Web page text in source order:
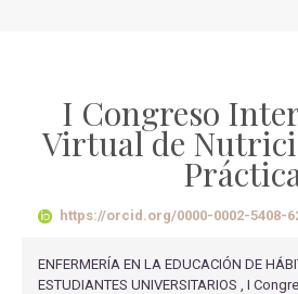
I Congreso
Virtual de
https://orcid.org/0000-0002-5408-
ENFERMERÍA EN LA EDUCACIÓN DE
ESTUDIANTES UNIVERSITARIOS , I